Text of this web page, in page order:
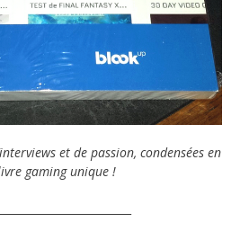
et de passion, condensées en
gaming unique !